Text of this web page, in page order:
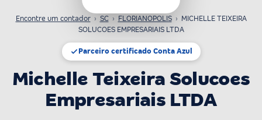
Encontre um contador › SC › FLORIANOPOLIS › MICHELLE TEIXEIRA
SOLUCOES EMPRESARIAIS LTDA
Parceiro certificado Conta Azul
Michelle Teixeira Solucoes
Empresariais LTDA